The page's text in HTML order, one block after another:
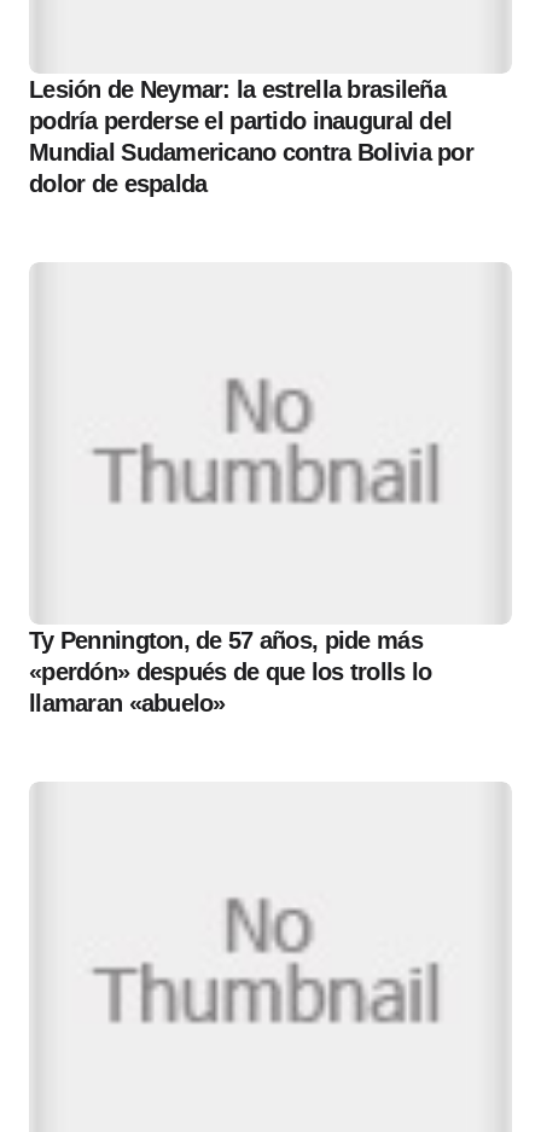
Lesión de Neymar: la estrella brasileña
podría perderse el partido inaugural del
Mundial Sudamericano contra Bolivia por
dolor de espalda
Ty Pennington, de 57 años, pide más
«perdón» después de que los trolls lo
llamaran «abuelo»